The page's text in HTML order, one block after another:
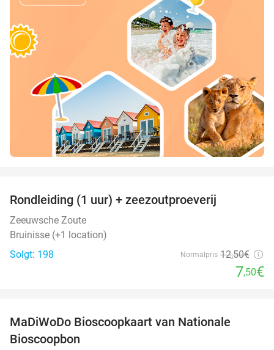
Rondleiding (1 uur) + zeezoutproeverij
Zeeuwsche Zoute
Bruinisse (+1 location)
Solgt: 198
Normalpris 12,50€
7,50€
MaDiWoDo Bioscoopkaart van Nationale
Bioscoopbon